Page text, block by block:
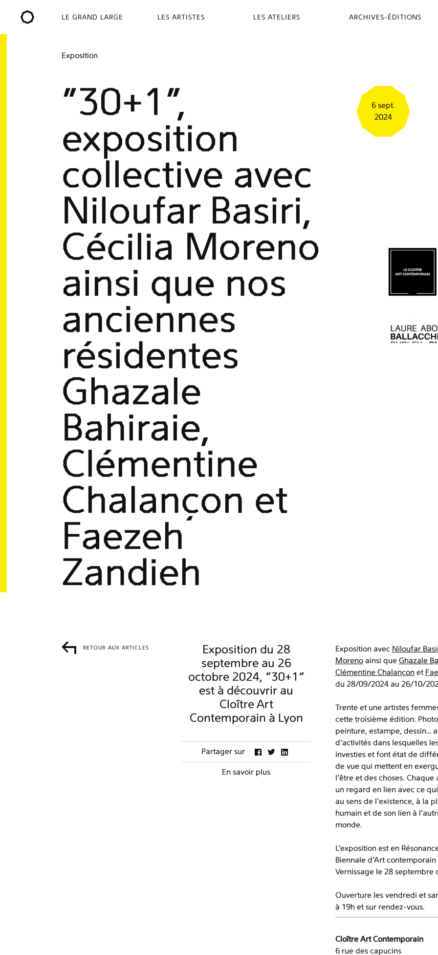
LE GRAND LARGE LES ARTISTES LES ATELIERS ARCHIVES-ÉDITIONS
Exposition
"30+1",
exposition
collective avec
Niloufar Basiri,
Cécilia Moreno
ainsi que nos
anciennes
résidentes
Ghazale
Bahiraie,
Clémentine
Chalançon et
Faezeh
Zandieh
6 sept.
2024
RETOUR AUX ARTICLES
Exposition du 28
septembre au 26
octobre 2024, “30+1”
est à découvrir au
Cloître Art
Contemporain à Lyon
Partager sur
En savoir plus
Exposition avec Niloufar
Morenoainsi que Ghazale
Clémentine Chalançonet
du 28/09/2024 au 26/10/
Trente et une artistes
cette troisième édition.
peinture, estampe, dessin…
d’activités dans lesquelles
investies et font état de
de vue qui mettent en
l’être et des choses.
un regard en lien avec ce
au sens de l’existence, à la
humain et de son lien à
monde.
L'exposition est en
Biennale d'Art contemporain
Vernissage le 28 septembre
Ouverture les vendredi et
à 19h et sur rendez-vous.
Cloître Art Contemporain
6 rue des capucins